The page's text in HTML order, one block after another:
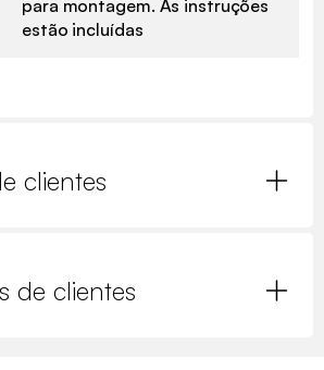
para montagem. As instruções
estão incluídas
clientes
de clientes